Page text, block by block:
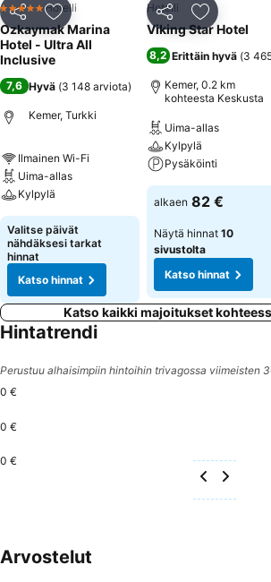
Jaa Lisää suosikkeihin
5 Tähtiluokitus
Hotelli
Ozkaymak Marina
Hotel - Ultra All
Inclusive
7,6 Hyvä (3 148 arviota)
Kemer, Turkki
Ilmainen Wi-Fi
Uima-allas
Kylpylä
Valitse päivät
nähdäksesi tarkat
hinnat
Katso hinnat
Jaa Lisää
Hotelli
Viking Star Hotel
8,2 Erittäin hyvä (3
Kemer, 0.2 km
kohteesta Keskusta
Uima-allas
Kylpylä
Pysäköinti
alkaen 82 €
Näytä hinnat 10
sivustolta
Katso hinnat
Katso kaikki majoitukset
Hintatrendi
Perustuu alhaisimpiin hintoihin trivagossa viimeisten
0 €
0 €
0 €
Arvostelut